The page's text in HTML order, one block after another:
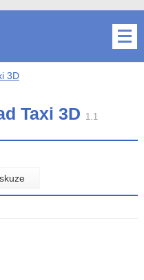
3D
Taxi 3D 1.1